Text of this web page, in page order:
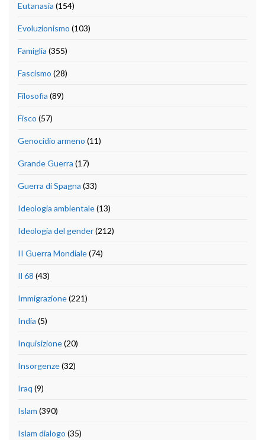
Eutanasia (154)
Evoluzionismo (103)
Famiglia (355)
Fascismo (28)
Filosofia (89)
Fisco (57)
Genocidio armeno (11)
Grande Guerra (17)
Guerra di Spagna (33)
Ideologia ambientale(13)
Ideologia del gender(212)
II Guerra Mondiale(74)
Il 68 (43)
Immigrazione(221)
India (5)
Inquisizione(20)
Insorgenze(32)
Iraq (9)
Islam (390)
Islam dialogo (35)